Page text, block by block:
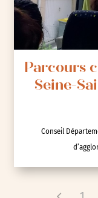
Parcours
Seine-
Conseil